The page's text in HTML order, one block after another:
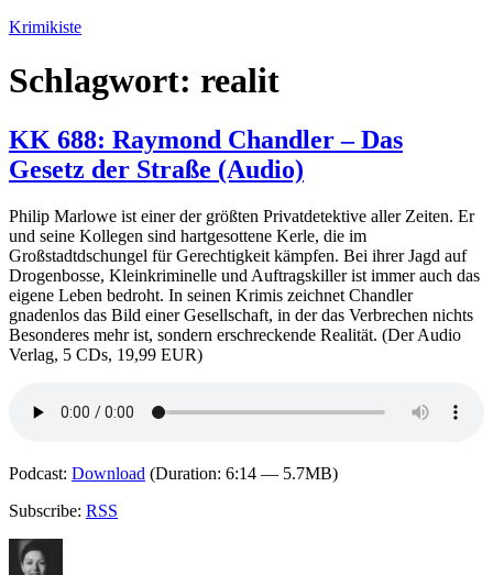
Zum
springen
Krimikiste
Schlagwort: realit
KK 688: Raymond Chandler – Das
Gesetz der Straße (Audio)
Philip Marlowe ist einer der größten Privatdetektive aller Zeiten. Er
und seine Kollegen sind hartgesottene Kerle, die im
Großstadtdschungel für Gerechtigkeit kämpfen. Bei ihrer Jagd auf
Drogenbosse, Kleinkriminelle und Auftragskiller ist immer auch das
eigene Leben bedroht. In seinen Krimis zeichnet Chandler
gnadenlos das Bild einer Gesellschaft, in der das Verbrechen nichts
Besonderes mehr ist, sondern erschreckende Realität. (Der Audio
Verlag, 5 CDs, 19,99 EUR)
Podcast: Download (Duration: 6:14 — 5.7MB)
Subscribe: RSS